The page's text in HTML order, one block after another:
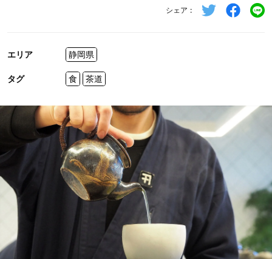
シェア
エリア 静岡県
タグ 食 茶道